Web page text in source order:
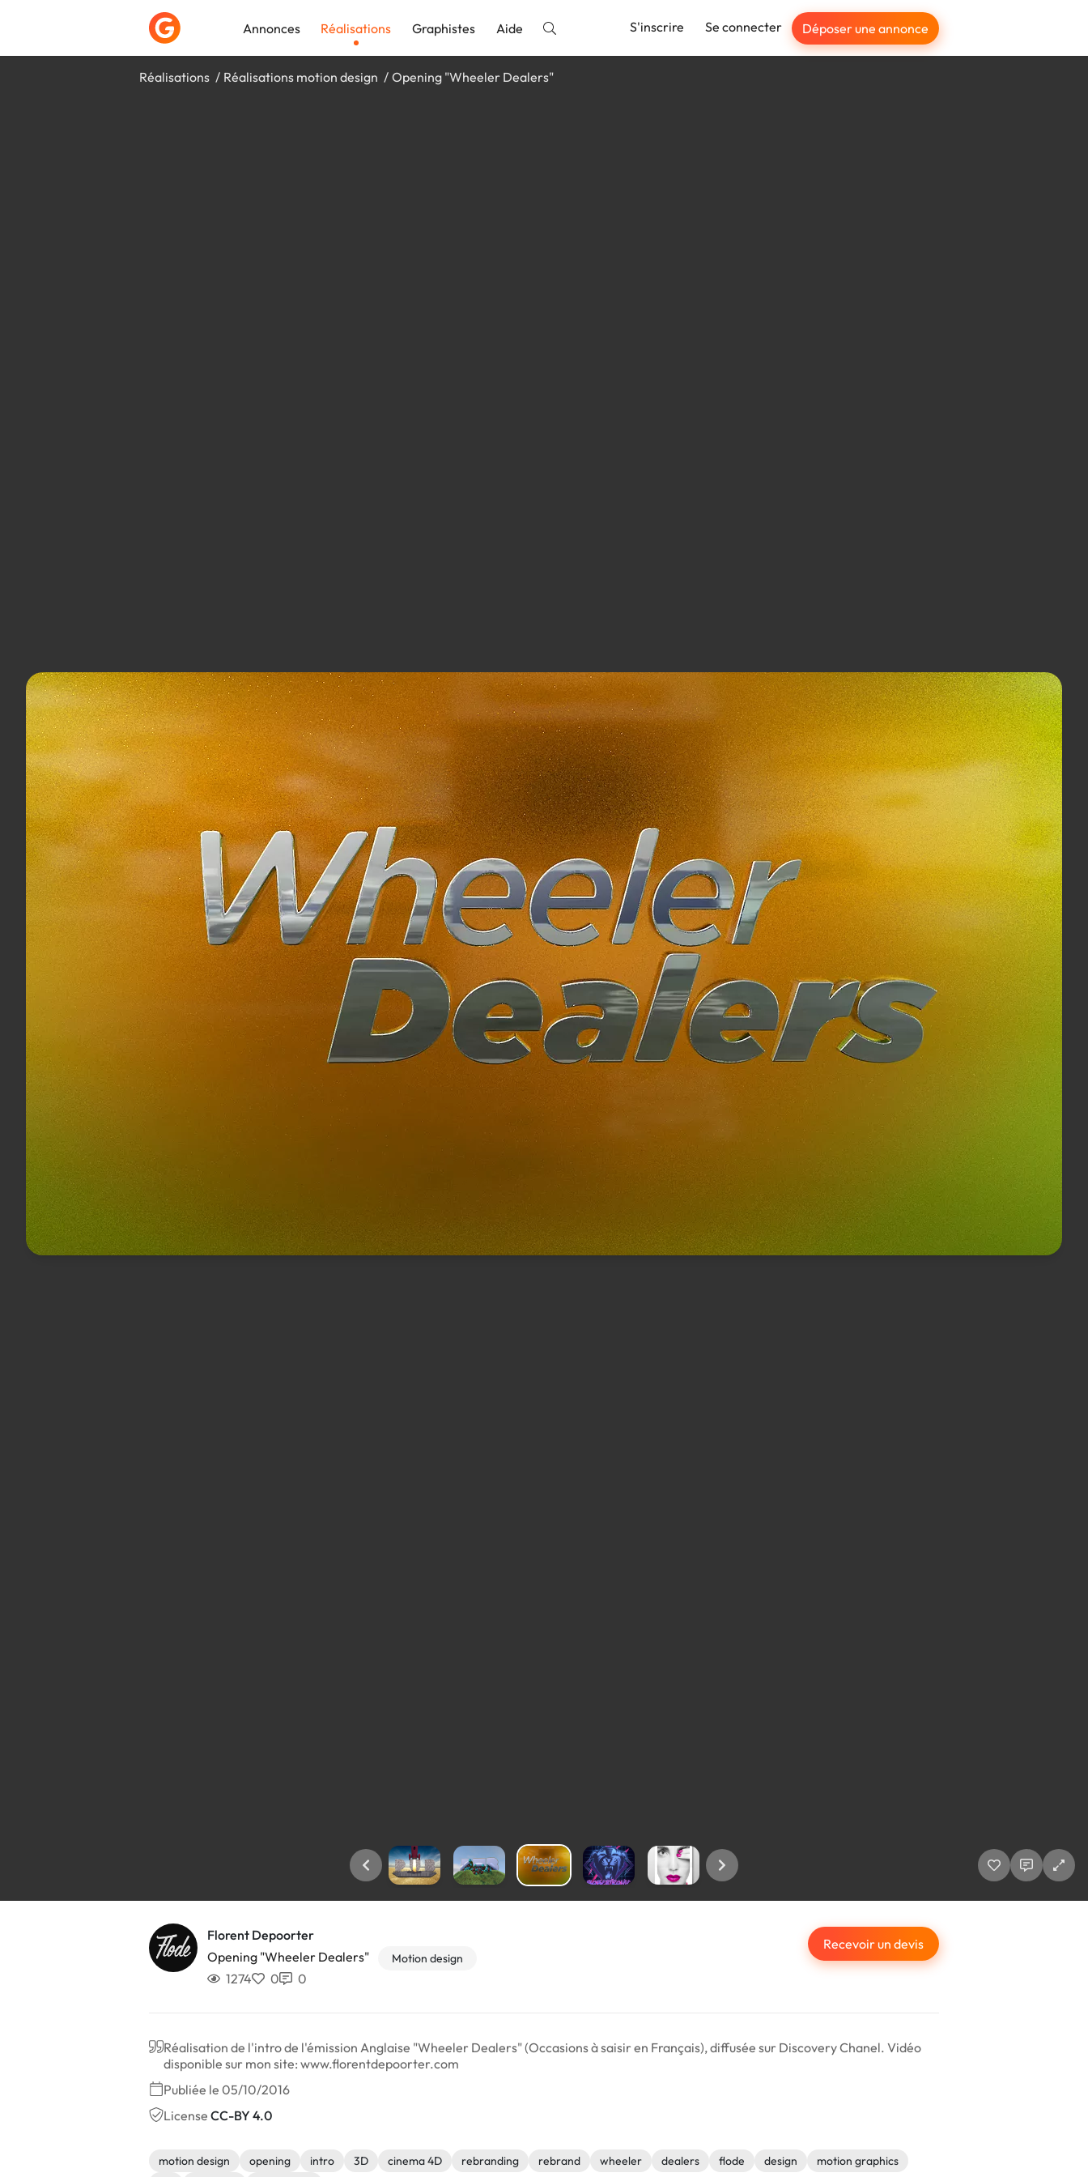
Annonces Réalisations Graphistes Aide S'inscrire Se connecter Déposer une annonce
Réalisations Réalisations motion design Opening "Wheeler Dealers"
Florent Depoorter
Opening "Wheeler Dealers"
Motion design
1274 0 0
Recevoir un devis
Réalisation de l'intro de l'émission Anglaise "Wheeler Dealers" (Occasions à saisir en Français), diffusée sur Discovery Chanel. Vidéo
disponible sur mon site: www.florentdepoorter.com
Publiée le 05/10/2016
License CC-BY 4.0
motion design opening intro 3D cinema 4D rebranding rebrand wheeler dealers flode design
motion graphics